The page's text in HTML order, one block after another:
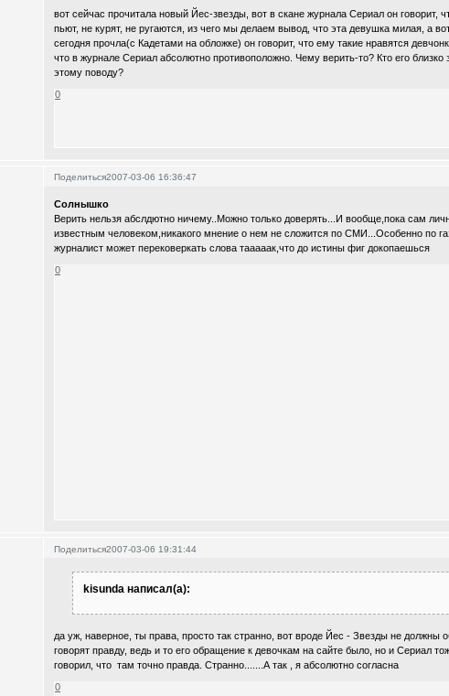
вот сейчас прочитала новый Йес-звезды, вот в скане журнала Сериал он говорит,
пьют, не курят, не ругаются, из чего мы делаем вывод, что эта девушка милая, а
сегодня прочла(с Кадетами на обложке) он говорит, что ему такие нравятся
что в журнале Сериал абсолютно противоположно. Чему верить-то? Кто его близко
этому поводу?
0
Поделиться2007-03-06 16:36:47
Солнышко
Верить нельзя абслдютно ничему..Можно только доверять...И вообще,пока сам
известным человеком,никакого мнение о нем не сложится по СМИ...Особенно по
журналист может перековеркать слова тааааак,что до истины фиг докопаешься
0
Поделиться2007-03-06 19:31:44
kisunda написал(а):
да уж, наверное, ты права, просто так странно, вот вроде Йес - Звезды не должны
говорят правду, ведь и то его обращение к девочкам на сайте было, но и Сериал
говорил, что там точно правда. Странно.......А так , я абсолютно согласна
0